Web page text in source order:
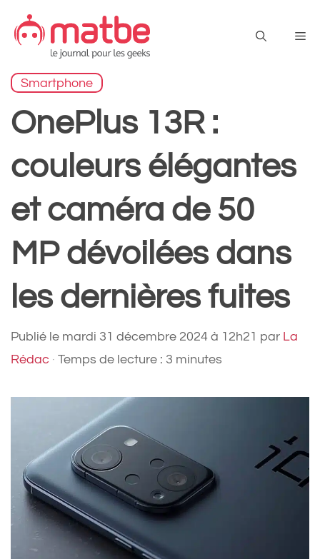
contenu
Smartphone
OnePlus 13R :
couleurs élégantes
et caméra de 50
MP dévoilées dans
les dernières fuites
Publié le mardi 31 décembre 2024 à 12h21 par La
Rédac · Temps de lecture : 3 minutes